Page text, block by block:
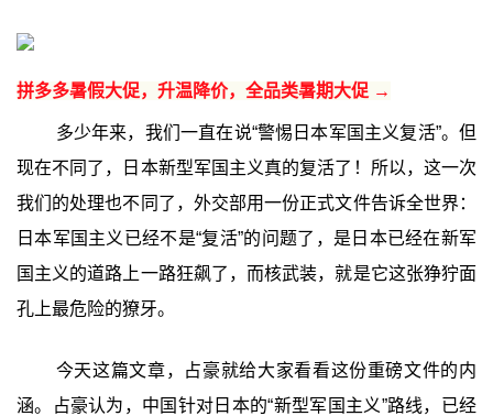
拼多多暑假大促，升温降价，全品类暑期大促 →
多少年来，我们一直在说“警惕日本军国主义复活”。但
现在不同了，日本新型军国主义真的复活了！所以，这一次
我们的处理也不同了，外交部用一份正式文件告诉全世界：
日本军国主义已经不是“复活”的问题了，是日本已经在新军
国主义的道路上一路狂飙了，而核武装，就是它这张狰狞面
孔上最危险的獠牙。
今天这篇文章，占豪就给大家看看这份重磅文件的内
涵。占豪认为，中国针对日本的“新型军国主义”路线，已经